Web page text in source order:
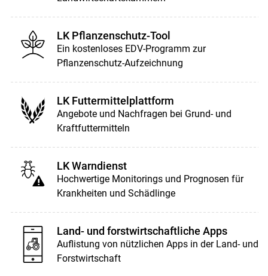
LK Pflanzenschutz-Tool
Ein kostenloses EDV-Programm zur
Pflanzenschutz-Aufzeichnung
LK Futtermittelplattform
Angebote und Nachfragen bei Grund- und
Kraftfuttermitteln
LK Warndienst
Hochwertige Monitorings und Prognosen für
Krankheiten und Schädlinge
Land- und forstwirtschaftliche Apps
Auflistung von nützlichen Apps in der Land- und
Forstwirtschaft